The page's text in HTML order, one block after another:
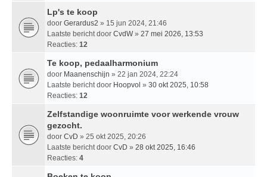
Lp's te koop
door Gerardus2 » 15 jun 2024, 21:46
Laatste bericht door CvdW» 27 mei 2026, 13:53
Reacties: 12
Te koop, pedaalharmonium
door Maanenschijn » 22 jan 2024, 22:24
Laatste bericht door Hoopvol » 30 okt 2025, 10:58
Reacties: 12
Zelfstandige woonruimte voor werkende vrouw
gezocht.
door CvD » 25 okt 2025, 20:26
Laatste bericht door CvD » 28 okt 2025, 16:46
Reacties: 4